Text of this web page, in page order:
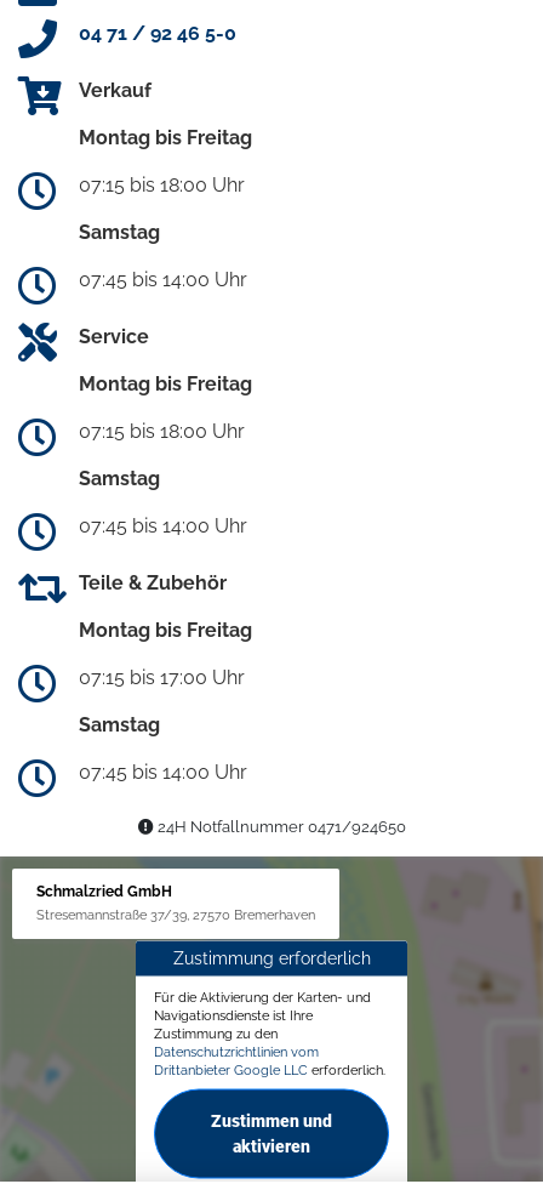
04 71 / 92 46 5-0
Verkauf
Montag bis Freitag
07:15 bis 18:00 Uhr
Samstag
07:45 bis 14:00 Uhr
Service
Montag bis Freitag
07:15 bis 18:00 Uhr
Samstag
07:45 bis 14:00 Uhr
Teile & Zubehör
Montag bis Freitag
07:15 bis 17:00 Uhr
Samstag
07:45 bis 14:00 Uhr
24H Notfallnummer 0471/924650
Schmalzried GmbH
Stresemannstraße 37/39, 27570 Bremerhaven
Zustimmung erforderlich
Für die Aktivierung der Karten- und
Navigationsdienste ist Ihre
Zustimmung zu den
Datenschutzrichtlinien vom
Drittanbieter Google LLC erforderlich.
Zustimmen und
aktivieren